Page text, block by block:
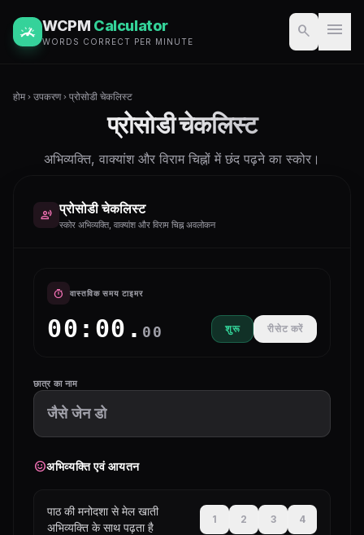
WCPM Calculator
WORDS CORRECT PER MINUTE
search menu
होमchevron_right उपकरणchevron_right प्रोसोडी चेकलिस्ट
प्रोसोडी चेकलिस्ट
अभिव्यक्ति, वाक्यांश और विराम चिह्नों में छंद पढ़ने का स्कोर।
record_voice_over प्रोसोडी चेकलिस्ट
स्कोर अभिव्यक्ति, वाक्यांश और विराम चिह्न अवलोकन
timer वास्तविक समय टाइमर
00:00. 00 शुरू रीसेट करें
छात्र का नाम
sentiment_satisfiedअभिव्यक्ति एवं आयतन
पाठ की मनोदशा से मेल खाती
अभिव्यक्ति के साथ पढ़ता है
1 2 3 4